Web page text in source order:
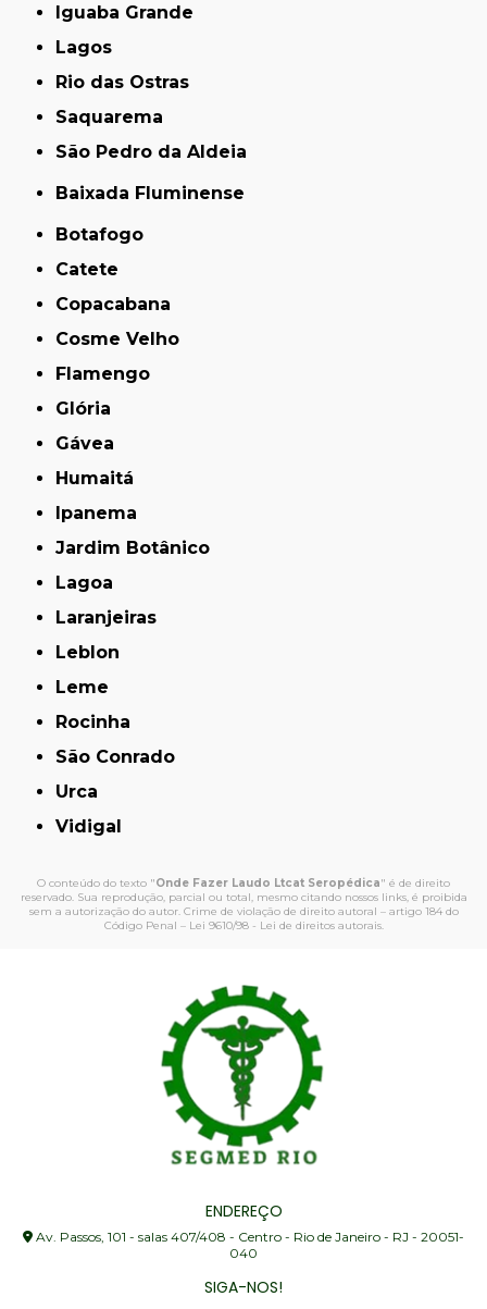
Iguaba Grande
Lagos
Rio das Ostras
Saquarema
São Pedro da Aldeia
Baixada Fluminense
Botafogo
Catete
Copacabana
Cosme Velho
Flamengo
Glória
Gávea
Humaitá
Ipanema
Jardim Botânico
Lagoa
Laranjeiras
Leblon
Leme
Rocinha
São Conrado
Urca
Vidigal
O conteúdo do texto "Onde Fazer Laudo Ltcat Seropédica" é de direito
reservado. Sua reprodução, parcial ou total, mesmo citando nossos links, é proibida
sem a autorização do autor. Crime de violação de direito autoral – artigo 184 do
Código Penal – Lei 9610/98 - Lei de direitos autorais.
ENDEREÇO
Av. Passos, 101 - salas 407/408 - Centro - Rio de Janeiro - RJ - 20051-
040
SIGA-NOS!